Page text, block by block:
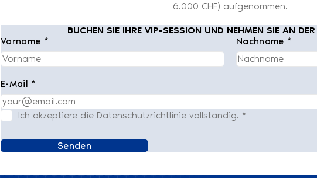
6.000 CHF) aufgenommen.
BUCHEN SIE IHRE VIP-SESSION UND NEHMEN SIE AN
Vorname *
Nachname *
E-Mail *
Ich akzeptiere die Datenschutzrichtlinie vollständig. *
Senden